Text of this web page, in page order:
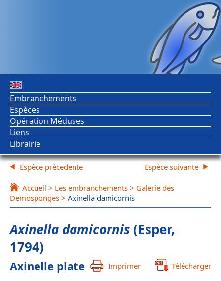
Embranchements
Espèces
Opération Méduses
Liens
Librairie
Espèce précedente
Accueil > Les embranchements > Galerie des
Demosponges > Axinella damicornis
Espèce suivante
Axinella damicornis (Esper,
1794)
Axinelle plate Imprimer Télécharger